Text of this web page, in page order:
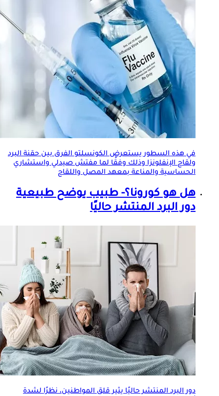
في هذه السطور يستعرض الكونسلتو الفرق بين حقنة البرد
ولقاح الإنفلونزاوذلك وفقًا لما مفتش صيدلي واستشاري
الحساسية والمناعة بمعهد المصل واللقاح
هل هو كورونا؟- طبيب يوضح طبيعية
دور البرد المنتشر حاليًا
دور البرد المنتشر حاليًا يثير قلق المواطنين، نظرًا لشدة